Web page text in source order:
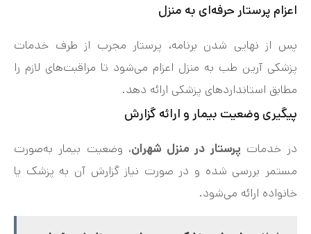
اعزام پرستار حرفه‌ای به منزل
پس از نهایی شدن برنامه، پرستار مجرب از طرف خدمات
پزشکی آرین طب به منزل اعزام می‌شود تا مراقبت‌های لازم را
مطابق استانداردهای پزشکی ارائه دهد.
پیگیری وضعیت بیمار و ارائه گزارش
در خدمات پرستار در منزل شهران، وضعیت بیمار به‌صورت
مستمر بررسی شده و در صورت نیاز گزارش آن به پزشک یا
خانواده ارائه می‌شود.